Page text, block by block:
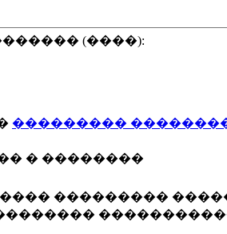
(����):
���������
� ��������
���������